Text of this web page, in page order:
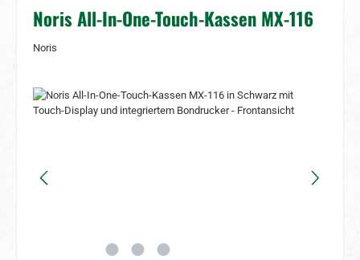
Noris All-In-One-Touch-Kassen MX-116
Noris
Bildergalerie überspringen